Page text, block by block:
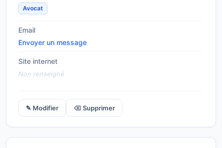
Avocat
Email
Envoyer un message
Site internet
Non renseigné
✎ Modifier ⌫ Supprimer